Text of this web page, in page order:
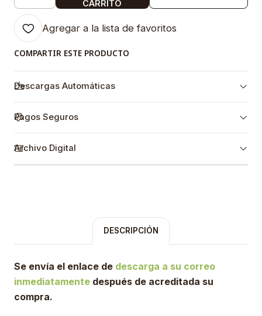
CARRITO
Agregar a la lista de favoritos
COMPARTIR ESTE PRODUCTO
Descargas Automáticas
Pagos Seguros
Archivo Digital
DESCRIPCIÓN
Se envía el enlace de descarga a su correo
inmediatamente después de acreditada su
compra.